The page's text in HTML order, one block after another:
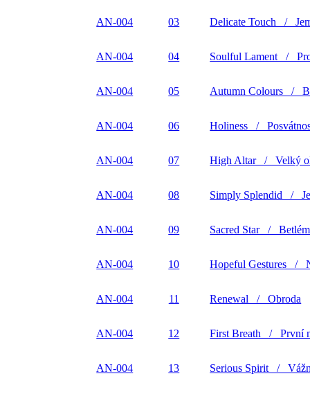
AN-004 03 Delicate Touch /
AN-004 04 Soulful Lament /
AN-004 05 Autumn Colours /
AN-004 06 Holiness /
AN-004 07 High Altar / Velký
AN-004 08 Simply Splendid /
AN-004 09 Sacred Star /
AN-004 10 Hopeful Gestures /
AN-004 11 Renewal / Obroda
AN-004 12 First Breath / První
AN-004 13 Serious Spirit /